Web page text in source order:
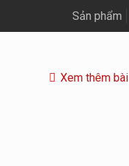
Sản phẩm
Xem thêm bài